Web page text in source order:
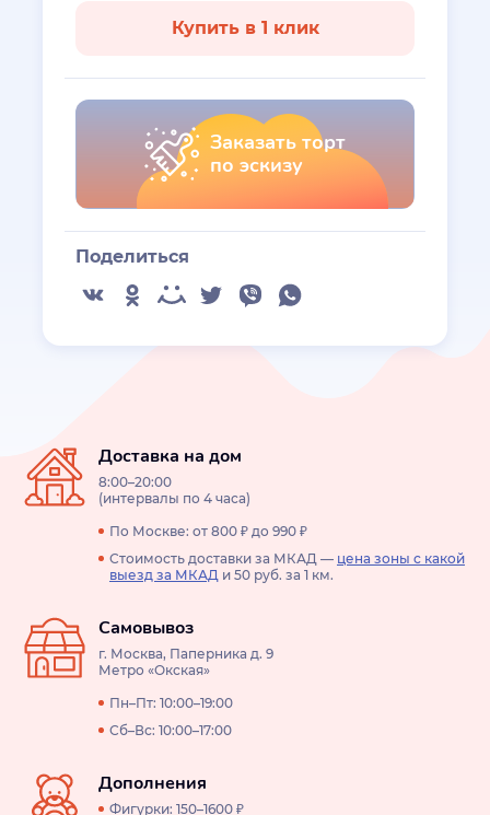
Купить в 1 клик
Заказать торт
по эскизу
Поделиться
Доставка на дом
8:00–20:00
(интервалы по 4 часа)
По Москве: от 800 ₽ до 990 ₽
Стоимость доставки за МКАД — цена зоны с какой
выезд за МКАД и 50 руб. за 1 км.
Самовывоз
г. Москва, Паперника д. 9
Метро «Окская»
Пн–Пт: 10:00–19:00
Сб–Вс: 10:00–17:00
Дополнения
Фигурки: 150–1600 ₽